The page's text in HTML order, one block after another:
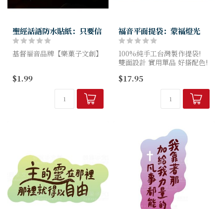
聖經話語防水貼紙：只要信
基督福音品牌【樂菓子文創】
款插畫風格的設計!
喜樂的心款、只要信款、不為
憂慮款、剛強壯膽款、出入平
$1.99
福音平面提袋：蒙福燈光
100%純手工台灣製作提袋!
雙面設計 實用單品 好搭配色!
記本，上課、上班、買菜，萬
材質細節-防潑水材質，防
$17.95